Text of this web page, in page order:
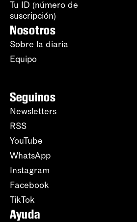
Tu ID (número de
suscripción)
Nosotros
Sobre la diaria
Equipo
Seguinos
Newsletters
RSS
YouTube
WhatsApp
Instagram
Facebook
TikTok
Ayuda